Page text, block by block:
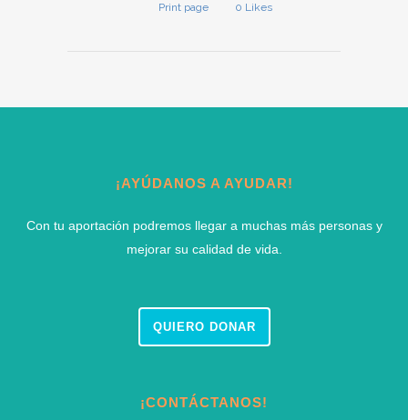
Print page 0 Likes
¡AYÚDANOS A AYUDAR!
Con tu aportación podremos llegar a muchas más personas y
mejorar su calidad de vida.
QUIERO DONAR
¡CONTÁCTANOS!